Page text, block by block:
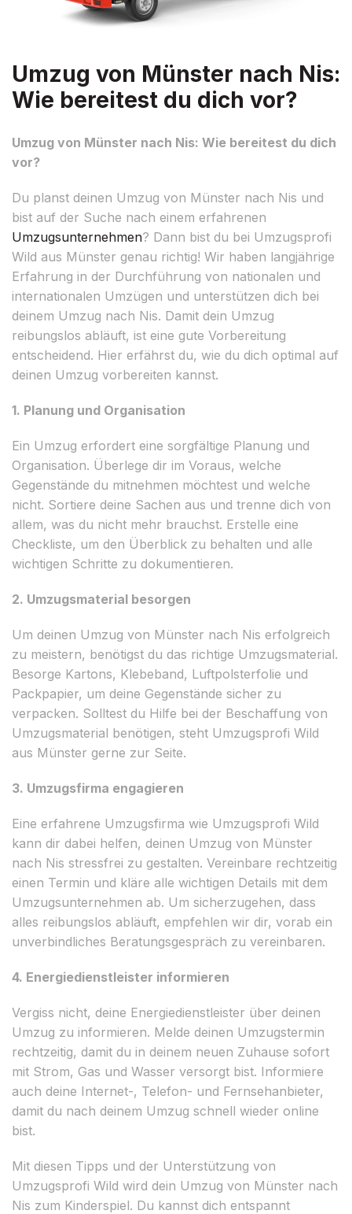
Umzug von Münster nach Nis:
Wie bereitest du dich vor?
Umzug von Münster nach Nis: Wie bereitest du dich
vor?
Du planst deinen Umzug von Münster nach Nis und
bist auf der Suche nach einem erfahrenen
Umzugsunternehmen? Dann bist du bei Umzugsprofi
Wild aus Münster genau richtig! Wir haben langjährige
Erfahrung in der Durchführung von nationalen und
internationalen Umzügen und unterstützen dich bei
deinem Umzug nach Nis. Damit dein Umzug
reibungslos abläuft, ist eine gute Vorbereitung
entscheidend. Hier erfährst du, wie du dich optimal auf
deinen Umzug vorbereiten kannst.
1. Planung und Organisation
Ein Umzug erfordert eine sorgfältige Planung und
Organisation. Überlege dir im Voraus, welche
Gegenstände du mitnehmen möchtest und welche
nicht. Sortiere deine Sachen aus und trenne dich von
allem, was du nicht mehr brauchst. Erstelle eine
Checkliste, um den Überblick zu behalten und alle
wichtigen Schritte zu dokumentieren.
2. Umzugsmaterial besorgen
Um deinen Umzug von Münster nach Nis erfolgreich
zu meistern, benötigst du das richtige Umzugsmaterial.
Besorge Kartons, Klebeband, Luftpolsterfolie und
Packpapier, um deine Gegenstände sicher zu
verpacken. Solltest du Hilfe bei der Beschaffung von
Umzugsmaterial benötigen, steht Umzugsprofi Wild
aus Münster gerne zur Seite.
3. Umzugsfirma engagieren
Eine erfahrene Umzugsfirma wie Umzugsprofi Wild
kann dir dabei helfen, deinen Umzug von Münster
nach Nis stressfrei zu gestalten. Vereinbare rechtzeitig
einen Termin und kläre alle wichtigen Details mit dem
Umzugsunternehmen ab. Um sicherzugehen, dass
alles reibungslos abläuft, empfehlen wir dir, vorab ein
unverbindliches Beratungsgespräch zu vereinbaren.
4. Energiedienstleister informieren
Vergiss nicht, deine Energiedienstleister über deinen
Umzug zu informieren. Melde deinen Umzugstermin
rechtzeitig, damit du in deinem neuen Zuhause sofort
mit Strom, Gas und Wasser versorgt bist. Informiere
auch deine Internet-, Telefon- und Fernsehanbieter,
damit du nach deinem Umzug schnell wieder online
bist.
Mit diesen Tipps und der Unterstützung von
Umzugsprofi Wild wird dein Umzug von Münster nach
Nis zum Kinderspiel. Du kannst dich entspannt